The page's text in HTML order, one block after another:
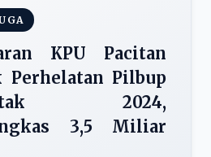
KPU Pacitan
Perhelatan Pilbup
2024,
3,5 Miliar